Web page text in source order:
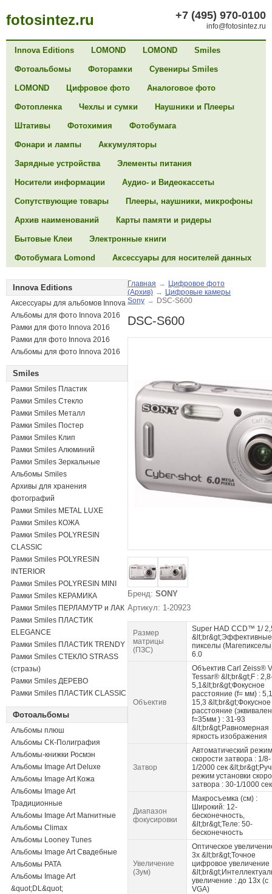
fotosintez.ru +7 (495) 970-0100
info@fotosintez.ru
Innova Editions LOMOND LOMOND Smiles
Фотоальбомы Фоторамки Сувениры Smiles
LOMOND Цифровое фото Аналоговое фото
Фотопленка Чехлы и сумки Наушники и Плееры
Штативы Фотохимия Фотобумага
Фонари и лампы Аккумуляторы
Зарядные устройства Элементы питания
Носители информации Аудио- и Видеокассеты
Сопутствующие товары Плееры, наушники, микрофоны
Архив наименований Карты памяти и ридеры
Бытовые Клеи Электронные книги
Фотобумага Lomond Аксессуары для носителей данных
Innova Editions
Аксессуары для альбомов Innova
Альбомы для фото Innova 2016
Рамки для фото Innova 2016
Рамки для фото Innova 2016
Альбомы для фото Innova 2016
Smiles
Рамки Smiles Пластик
Рамки Smiles Стекло
Рамки Smiles Металл
Рамки Smiles Постер
Рамки Smiles Клип
Рамки Smiles Алюминий
Рамки Smiles Зеркальные
Альбомы Smiles
Архивы для хранения
фотографий
Рамки Smiles METAL LUXE
Рамки Smiles КОЖА
Рамки Smiles POLYRESIN
CLASSIC
Рамки Smiles POLYRESIN
INTERIOR
Рамки Smiles POLYRESIN MINI
Рамки Smiles КЕРАМИКА
Рамки Smiles ПЕРЛАМУТР и ЛАК
Рамки Smiles ПЛАСТИК
ELEGANCE
Рамки Smiles ПЛАСТИК TRENDY
Рамки Smiles СТЕКЛО STRASS
(стразы)
Рамки Smiles ДЕРЕВО
Рамки Smiles ПЛАСТИК CLASSIC
Фотоальбомы
Альбомы плюш
Альбомы СК-Полиграфия
Альбомы-книжки Росмэн
Альбомы Image Art Deluxe
Альбомы Image Art Кожа
Альбомы Image Art
Традиционные
Альбомы Image Art Магнитные
Альбомы Climax
Альбомы Looney Tunes
Альбомы Image Art Свадебные
Альбомы PATA
Альбомы Image Art
&quot;DL&quot;
Главная → Цифровое фото
(Архив) → Цифровые камеры
Sony → DSC-S600
DSC-S600
Бренд: SONY
Артикул: 1-20923
Размер
матрицы
(ПЗС)
Super HAD CCD™ 1/
&lt;br&gt;Эффективные
пикселы
6.0
Объектив
Объектив Carl Zeiss®
Tessar® &lt;br&gt;F :
5,1&lt;br&gt;Фокусное
расстояние (f= мм) :
15,3 &lt;br&gt;Фокусное
расстояние
f=35мм ) : 31-93
&lt;br&gt;Равномерная
яркость изображения
Затвор
Автоматический режим
скорости затвора : 1/8-
1/2000 сек
режим установки
затвора : 30-1/1000 сек
Диапазон
фокусировки
Макросъемка (см) :
Широкий: 12-
бесконечность,
&lt;br&gt;Теле: 50-
бесконечность
Увеличение
(Зум)
Оптическое
3x &lt;br&gt;Точное
цифровое увеличение
увеличение : до 13x (с
VGA)